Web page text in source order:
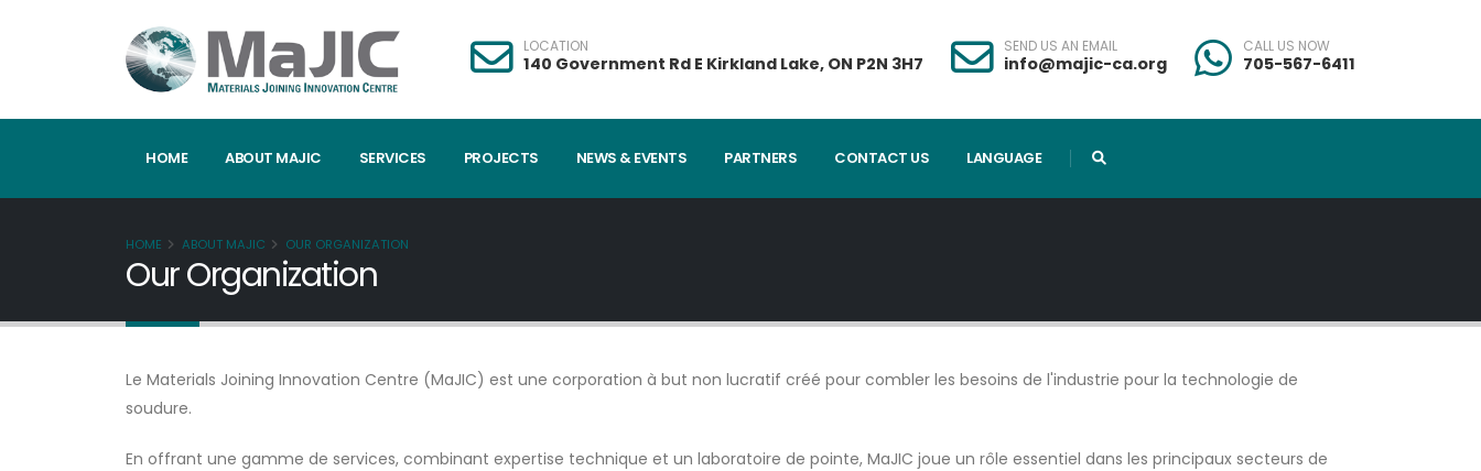
LOCATION
140 Government Rd E Kirkland Lake, ON P2N 3H7
SEND US AN EMAIL
info@majic-ca.org
CALL US NOW
705-567-6411
HOME ABOUT MAJIC SERVICES PROJECTS NEWS & EVENTS PARTNERS CONTACT US LANGUAGE
HOME ABOUT MAJIC OUR ORGANIZATION
Our Organization
Le Materials Joining Innovation Centre (MaJIC) est une corporation à but non lucratif créé pour combler les besoins de l'industrie pour la technologie de
soudure.
En offrant une gamme de services, combinant expertise technique et un laboratoire de pointe, MaJIC joue un rôle essentiel dans les principaux secteurs de